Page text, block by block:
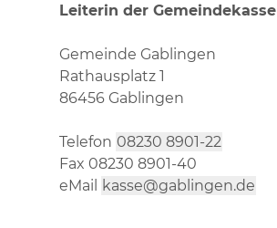
Leiterin der Gemeindekasse
Gemeinde Gablingen
Rathausplatz 1
86456 Gablingen
Telefon 08230 8901-22
Fax 08230 8901-40
eMail
kasse@gablingen.de